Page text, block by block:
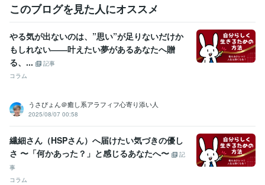
職歴
印刷・ウェブマーケティング会社 1993年3月 ~ 現在
株式会社リクルート 1991年3月 ~ 1993年2月
おすすめユーザー第１位（アドバイザー/カウンセラー
■関西テレビ、深夜討論番組レギュ
ラー出演
■雑誌「エルマガジン」読者モデル ■雑誌「ぴあ」読者モ
デル
■ＭＢＳヤングタウン内ラジオＣＭ出演
■【男性心理】男が必要
■【男性心理】なぜ、男は女
性のわがままを喜ぶのか?
このブログを見た人にオススメ
やる気が出ないのは、”思い”が足りないだけか
もしれない――叶えたい夢があるあなたへ贈
る、...
記事
コラム
うさぴょん＠癒し系アラフィフ心寄り添い人
2025/08/07 00:58
繊細さん（HSPさん）へ届けたい気づきの優し
さ 〜「何かあった？」と感じるあなたへ〜
記
事
コラム